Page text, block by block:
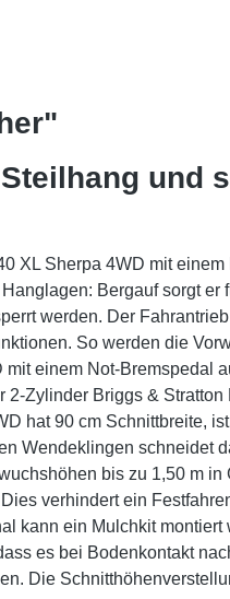
und
XL Sherpa 4WD mit
Bergauf sorgt er
werden. Der
So werden die
einem Not-Bremspedal
Zylinder Briggs &
hat 90 cm Schnittbreite,
Wendeklingen schneidet
bis zu 1,50 m in
verhindert ein
kann ein Mulchkit montiert
es bei Bodenkontakt
Die